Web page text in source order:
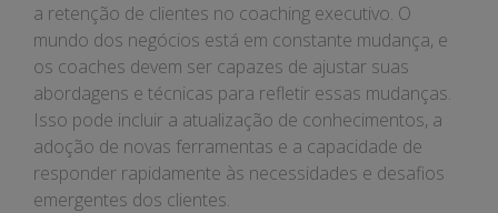
a retenção de clientes no coaching executivo. O
mundo dos negócios está em constante mudança, e
os coaches devem ser capazes de ajustar suas
abordagens e técnicas para refletir essas mudanças.
Isso pode incluir a atualização de conhecimentos, a
adoção de novas ferramentas e a capacidade de
responder rapidamente às necessidades e desafios
emergentes dos clientes.